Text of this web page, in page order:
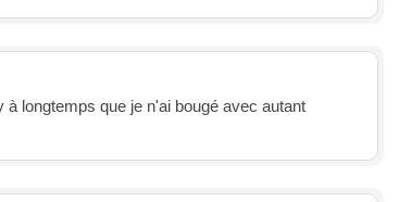
à longtemps que je n'ai bougé avec autant